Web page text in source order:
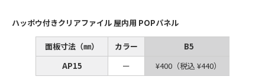
ハッポウ付きクリアファイル 屋内用 POPパネル
面板寸法（㎜） カラー
B5
AP15
ー ¥400（税込 ¥440）